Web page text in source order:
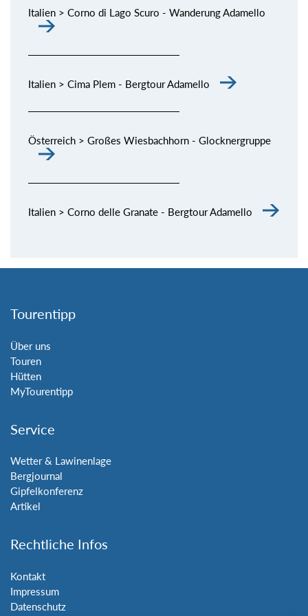
Italien > Corno di Lago Scuro - Wanderung Adamello
Italien > Cima Plem - Bergtour Adamello
Österreich > Großes Wiesbachhorn - Glocknergruppe
Italien > Corno delle Granate - Bergtour Adamello
Tourentipp
Über uns
Touren
Hütten
MyTourentipp
Service
Wetter & Lawinenlage
Bergjournal
Gipfelkonferenz
Artikel
Rechtliche Infos
Kontakt
Impressum
Datenschutz